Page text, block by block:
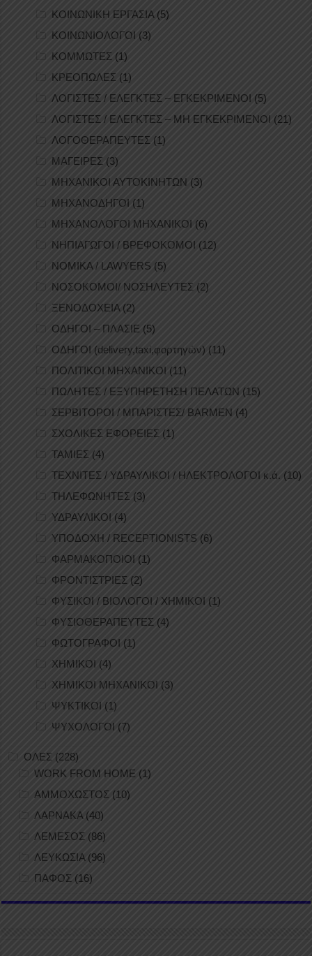
ΚΟΙΝΩΝΙΚΗ ΕΡΓΑΣΙΑ(5)
ΚΟΙΝΩΝΙΟΛΟΓΟΙ (3)
ΚΟΜΜΩΤΕΣ (1)
ΚΡΕΟΠΩΛΕΣ (1)
ΛΟΓΙΣΤΕΣ / ΕΛΕΓΚΤΕΣ – ΕΓΚΕΚΡΙΜΕΝΟΙ (5)
ΛΟΓΙΣΤΕΣ / ΕΛΕΓΚΤΕΣ – ΜΗ ΕΓΚΕΚΡΙΜΕΝΟΙ (21)
ΛΟΓΟΘΕΡΑΠΕΥΤΕΣ (1)
ΜΑΓΕΙΡΕΣ (3)
ΜΗΧΑΝΙΚΟΙ ΑΥΤΟΚΙΝΗΤΩΝ (3)
ΜΗΧΑΝΟΔΗΓΟΙ (1)
ΜΗΧΑΝΟΛΟΓΟΙ ΜΗΧΑΝΙΚΟΙ (6)
ΝΗΠΙΑΓΩΓΟΙ / ΒΡΕΦΟΚΟΜΟΙ (12)
ΝΟΜΙΚΑ / LAWYERS (5)
ΝΟΣΟΚΟΜΟΙ/ ΝΟΣΗΛΕΥΤΕΣ (2)
ΞΕΝΟΔΟΧΕΙΑ(2)
ΟΔΗΓΟΙ – ΠΛΑΣΙΕ (5)
ΟΔΗΓΟΙ (delivery,taxi,φορτηγών) (11)
ΠΟΛΙΤΙΚΟΙ ΜΗΧΑΝΙΚΟΙ (11)
ΠΩΛΗΤΕΣ / ΕΞΥΠΗΡΕΤΗΣΗ ΠΕΛΑΤΩΝ (15)
ΣΕΡΒΙΤΟΡΟΙ / ΜΠΑΡΙΣΤΕΣ/ BARMEN (4)
ΣΧΟΛΙΚΕΣ ΕΦΟΡΕΙΕΣ (1)
ΤΑΜΙΕΣ (4)
ΤΕΧΝΙΤΕΣ / ΥΔΡΑΥΛΙΚΟΙ / ΗΛΕΚΤΡΟΛΟΓΟΙ κ.ά. (10)
ΤΗΛΕΦΩΝΗΤΕΣ (3)
ΥΔΡΑΥΛΙΚΟΙ (4)
ΥΠΟΔΟΧΗ / RECEPTIONISTS (6)
ΦΑΡΜΑΚΟΠΟΙΟΙ (1)
ΦΡΟΝΤΙΣΤΡΙΕΣ (2)
ΦΥΣΙΚΟΙ / ΒΙΟΛΟΓΟΙ / ΧΗΜΙΚΟΙ (1)
ΦΥΣΙΟΘΕΡΑΠΕΥΤΕΣ (4)
ΦΩΤΟΓΡΑΦΟΙ (1)
ΧΗΜΙΚΟΙ (4)
ΧΗΜΙΚΟΙ ΜΗΧΑΝΙΚΟΙ (3)
ΨΥΚΤΙΚΟΙ (1)
ΨΥΧΟΛΟΓΟΙ (7)
ΟΛΕΣ (228)
WORK FROM HOME (1)
ΑΜΜΟΧΩΣΤΟΣ (10)
ΛΑΡΝΑΚΑ (40)
ΛΕΜΕΣΟΣ (86)
ΛΕΥΚΩΣΙΑ(96)
ΠΑΦΟΣ (16)